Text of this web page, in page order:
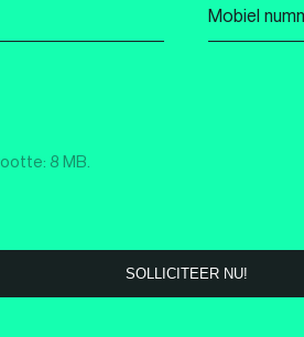
Mobiel
nummer
8 MB.